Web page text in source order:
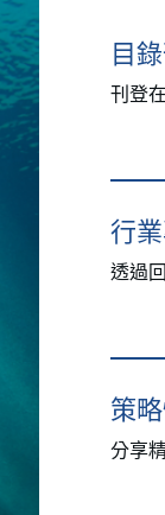
目
刊登
行
透過
策
分享